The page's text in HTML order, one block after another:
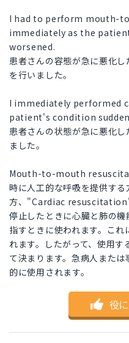
I had to perform mouth-
immediately as the
worsened.
患者さんの容態が急に悪化
を行いました。
I immediately performed
patient's condition
患者さんの状態が急に悪化
ました。
Mouth-to-mouth
時に人工的な呼吸を提供す
方、"Cardiac resuscitation"
停止したときに心臓と肺の
指すときに使われます。こ
れます。したがって、使用
て決まります。急病人また
的に使用されます。
役